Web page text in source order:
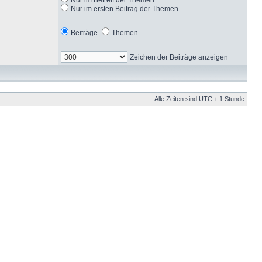
Nur im ersten Beitrag der Themen
Beiträge Themen
Zeichen der Beiträge anzeigen
Alle Zeiten sind UTC + 1 Stunde